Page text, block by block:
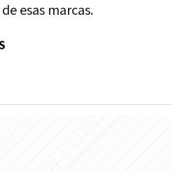
esas marcas.